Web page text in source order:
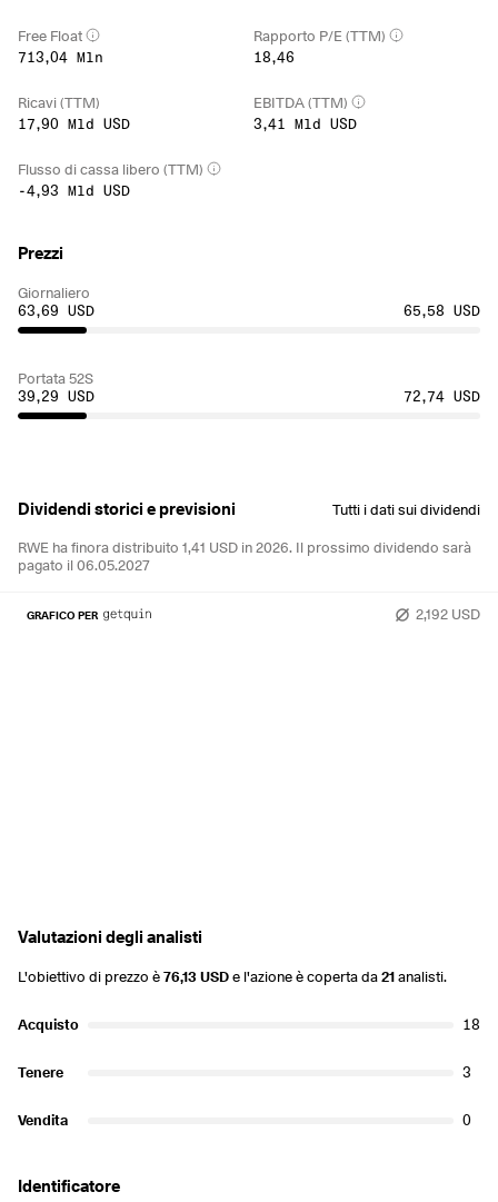
Dividendi storici e previsioni Tutti i dati sui dividendi
RWE ha finora distribuito 1,41 USD in 2026. Il prossimo dividendo sarà
pagato il 06.05.2027
2,192 USD
GRAFICO PER
Free Float
713,04 Mln
Rapporto P/E (TTM)
18,46
Ricavi (TTM)
17,90 Mld USD
EBITDA (TTM)
3,41 Mld USD
Flusso di cassa libero (TTM)
-4,93 Mld USD
Prezzi
Giornaliero
63,69 USD
65,58 USD
Portata 52S
39,29 USD
72,74 USD
Valutazioni degli analisti
L'obiettivo di prezzo è76,13 USDe l'azione è coperta da21analisti.
Acquisto 18
Tenere 3
Vendita 0
Identificatore